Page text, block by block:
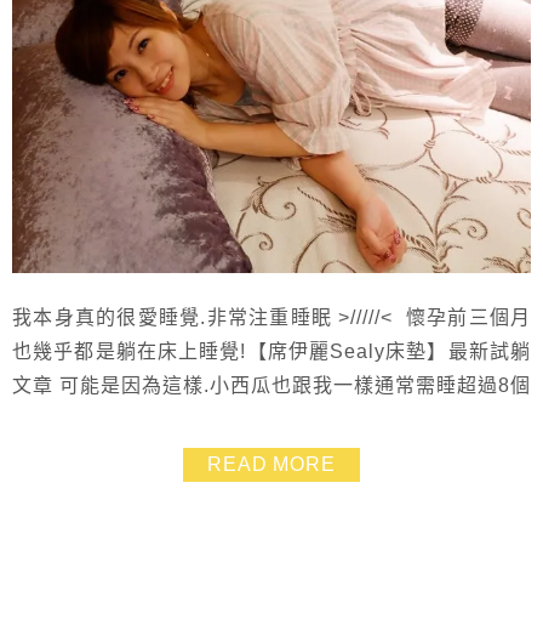
我本身真的很愛睡覺.非常注重睡眠 >/////< 懷孕前三個月
也幾乎都是躺在床上睡覺!【席伊麗Sealy床墊】最新試躺
文章 可能是因為這樣.小西瓜也跟我一樣通常需睡超過8個
久也是沒用的呀~~ 睡眠品質好真的會影響一整天的心情
還有整個人的元氣 ^0^ 當初我們結婚時捲毛豬在挑選床
READ MORE